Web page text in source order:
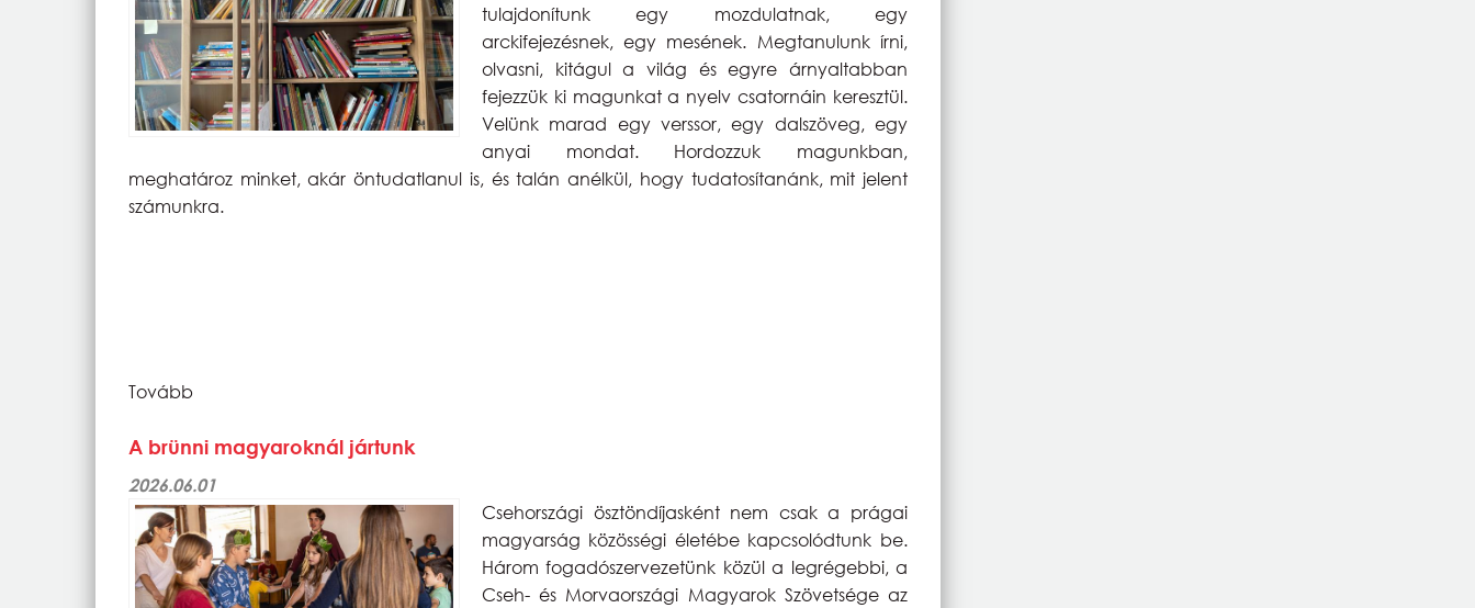
tulajdonítunk egy mozdulatnak, egy
arckifejezésnek, egy mesének. Megtanulunk írni,
olvasni, kitágul a világ és egyre árnyaltabban
fejezzük ki magunkat a nyelv csatornáin keresztül.
Velünk marad egy verssor, egy dalszöveg, egy
anyai mondat. Hordozzuk magunkban,
meghatároz minket, akár öntudatlanul is, és talán anélkül, hogy tudatosítanánk, mit jelent
számunkra.
Tovább
A brünni magyaroknál jártunk
2026.06.01
Csehországi ösztöndíjasként nem csak a prágai
magyarság közösségi életébe kapcsolódtunk be.
Három fogadószervezetünk közül a legrégebbi, a
Cseh- és Morvaországi Magyarok Szövetsége az